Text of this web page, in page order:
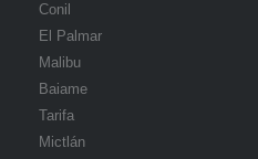
Conil
El Palmar
Malibu
Baiame
Tarifa
Mictlán